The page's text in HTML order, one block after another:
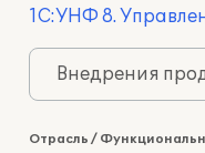
1С:УНФ 8.
Внедрения
Отрасль /